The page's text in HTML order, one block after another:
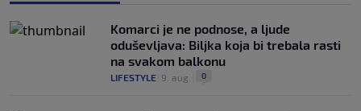
Komarci je ne podnose, a ljude
oduševljava: Biljka koja bi trebala rasti
na svakom balkonu
LIFESTYLE 9. aug. 0